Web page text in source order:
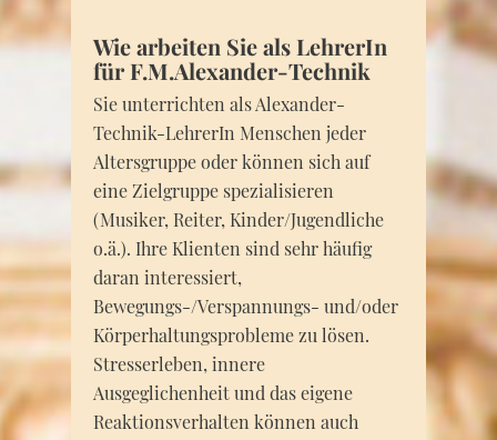
Wie arbeiten Sie als LehrerIn
für F.M.Alexander-Technik
Sie unterrichten als Alexander-
Technik-LehrerIn Menschen jeder
Altersgruppe oder können sich auf
eine Zielgruppe spezialisieren
(Musiker, Reiter, Kinder/Jugendliche
o.ä.). Ihre Klienten sind sehr häufig
daran interessiert,
Bewegungs-/Verspannungs- und/oder
Körperhaltungsprobleme zu lösen.
Stresserleben, innere
Ausgeglichenheit und das eigene
Reaktionsverhalten können auch